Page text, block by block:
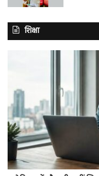
शिक्षा